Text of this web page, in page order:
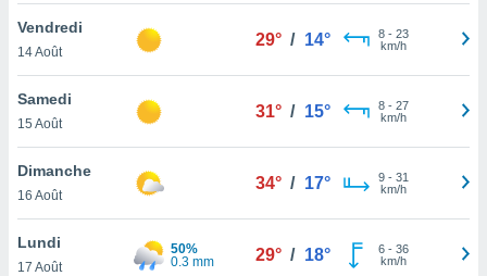
la
du
en
de
Vendredi
14 Août
29° / 14° 8- 23
km/h
Samedi
15 Août
31° / 15° 8- 27
km/h
Dimanche
16 Août
34° / 17° 9- 31
km/h
Lundi
17 Août
50%
0.3 mm
29° / 18° 6- 36
km/h